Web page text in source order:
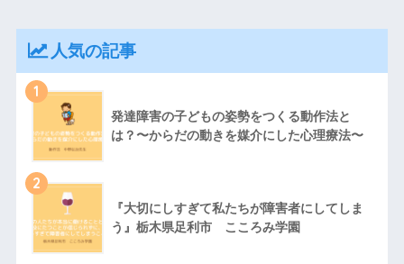
人気の記事
1
発達障害の子どもの姿勢をつくる動作法と
は？〜からだの動きを媒介にした心理療法〜
2
『大切にしすぎて私たちが障害者にしてしま
う』栃木県足利市 こころみ学園